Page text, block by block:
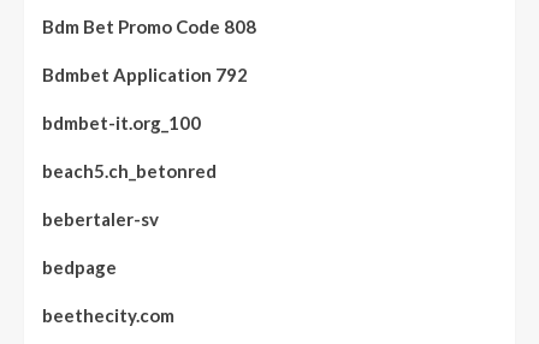
Bdm Bet Promo Code 808
Bdmbet Application 792
bdmbet-it.org_100
beach5.ch_betonred
bebertaler-sv
bedpage
beethecity.com